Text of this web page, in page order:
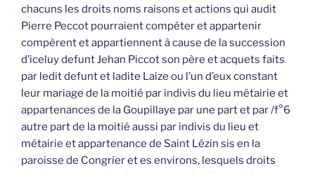
chacuns les droits noms raisons et actions qui audit
Pierre Peccot pourraient compéter et appartenir
compèrent et appartiennent à cause de la succession
d’iceluy defunt Jehan Piccot son père et acquets faits
par ledit defunt et ladite Laize ou l’un d’eux constant
leur mariage de la moitié par indivis du lieu métairie et
appartenances de la Goupillaye par une part et par /f°6
autre part de la moitié aussi par indivis du lieu et
métairie et appartenance de Saint Lézin sis en la
paroisse de Congrier et es environs, lesquels droits